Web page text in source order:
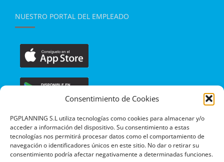
Consentimiento de Cookies
PGPLANNING S.L utiliza tecnologías como cookies para almacenar y/o
acceder a información del dispositivo. Su consentimiento a estas
tecnologías nos permitirá procesar datos como el comportamiento de
navegación o identificadores únicos en este sitio. No dar o retirar su
consentimiento podría afectar negativamente a determinadas funciones.
NUESTRO PORTAL DEL EMPLEADO